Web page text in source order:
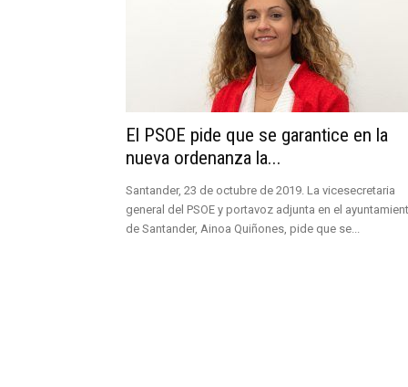
El PSOE pide que se garantice en la
nueva ordenanza la...
Santander, 23 de octubre de 2019. La vicesecretaria
general del PSOE y portavoz adjunta en el
de Santander, Ainoa Quiñones, pide que se...